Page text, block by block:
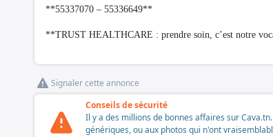
**55337070 – 55336649**
**TRUST HEALTHCARE : prendre soin, c’est notre
Signaler cette annonce
Conseils de sécurité
Il y a des millions de bonnes affaires sur
génériques, ou aux photos qui n'ont